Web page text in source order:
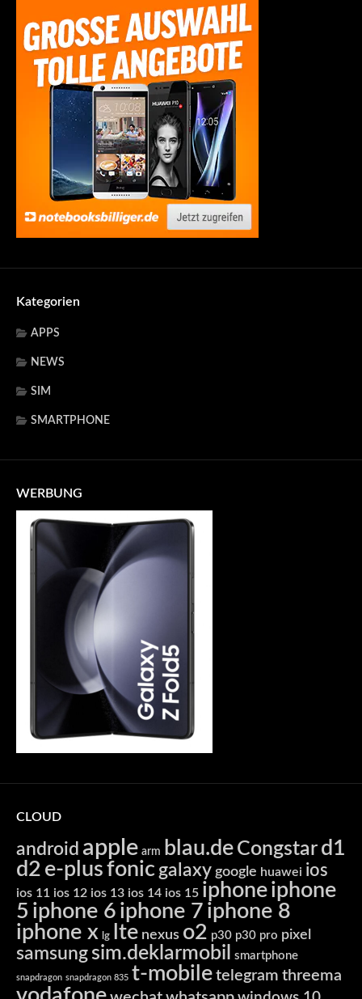
Kategorien
APPS
NEWS
SIM
SMARTPHONE
WERBUNG
CLOUD
android apple arm blau.de Congstar d1
d2 e-plusfonic galaxy google huawei ios
ios 11 ios 12 ios 13 ios 14 ios 15 iphoneiphone
5 iphone 6 iphone 7 iphone 8
iphone x lg lte nexus o2 p30 p30 pro pixel
samsung sim.deklarmobil smartphone
snapdragon snapdragon 835 t-mobile telegram threema